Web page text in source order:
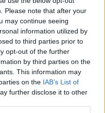
Please note that after your
may continue seeing
information utilized by
to third parties prior to
opt-out of the further
by third parties on the
This information may
on the IAB’s List of
further disclose it to other
apie berniuko mirtį
00:00:58
aukų: mirė ir per